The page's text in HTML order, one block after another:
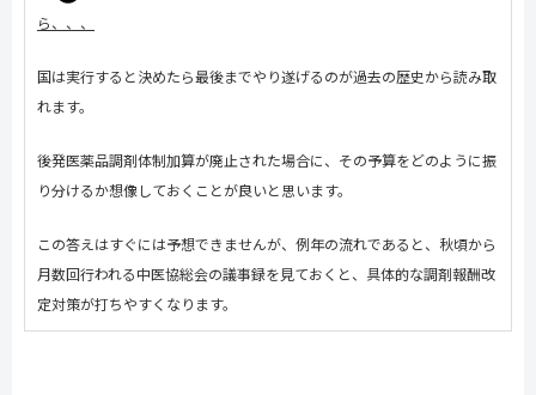
ら、、、
国は実行すると決めたら最後までやり遂げるのが過去の歴史から読み取
れます。
後発医薬品調剤体制加算が廃止された場合に、その予算をどのように振
り分けるか想像しておくことが良いと思います。
この答えはすぐには予想できませんが、例年の流れであると、秋頃から
月数回行われる中医協総会の議事録を見ておくと、具体的な調剤報酬改
定対策が打ちやすくなります。